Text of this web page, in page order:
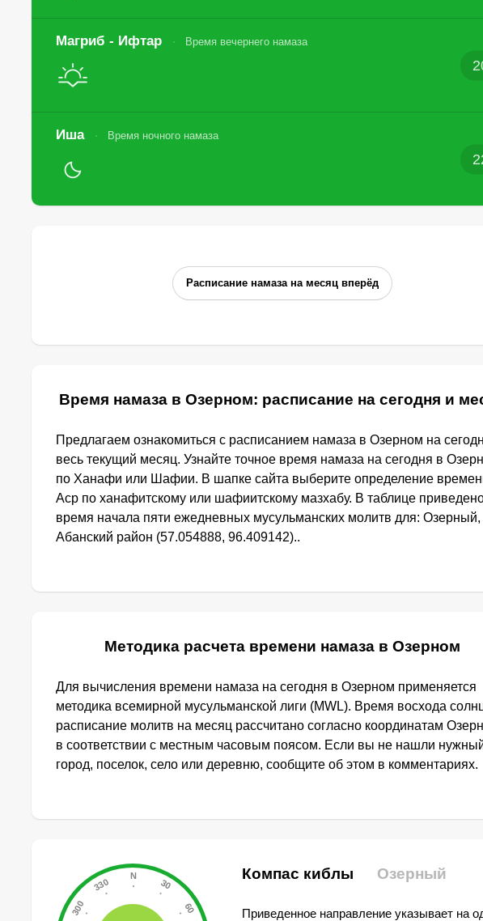
Магриб - Ифтар Время вечернего намаза
Иша Время ночного намаза
Расписание намаза на месяц вперёд
Время намаза в Озерном: расписание на сегодня и
Предлагаем ознакомиться с расписанием намаза в Озерном на
весь текущий месяц. Узнайте точное время намаза на сегодня в
по Ханафи или Шафии. В шапке сайта выберите определение
Аср по ханафитскому или шафиитскому мазхабу. В таблице
время начала пяти ежедневных мусульманских молитв для: Озерный,
Абанский район (57.054888, 96.409142)..
Методика расчета времени намаза в Озерном
Для вычисления времени намаза на сегодня в Озерном применяется
методика всемирной мусульманской лиги (MWL). Время восхода
расписание молитв на месяц рассчитано согласно координатам
в соответствии с местным часовым поясом. Если вы не нашли
город, поселок, село или деревню, сообщите об этом в комментариях.
Компас киблы Озерный
Приведенное направление указывает на